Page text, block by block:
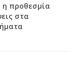
η προθεσμία
στα